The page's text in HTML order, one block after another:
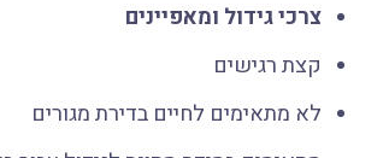
צרכי גידול ומאפיינים
קצת רגישים
לא מתאימים לחיים בדירת מגורים